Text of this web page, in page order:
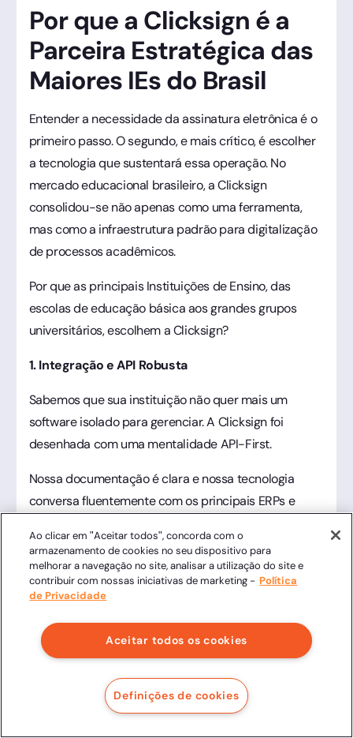
Por que a Clicksign é a
Parceira Estratégica das
Maiores IEs do Brasil
Entender a necessidade da assinatura eletrônica é o
primeiro passo. O segundo, e mais crítico, é escolher
a tecnologia que sustentará essa operação. No
mercado educacional brasileiro, a Clicksign
consolidou-se não apenas como uma ferramenta,
mas como a infraestrutura padrão para digitalização
de processos acadêmicos.
Por que as principais Instituições de Ensino, das
escolas de educação básica aos grandes grupos
universitários, escolhem a Clicksign?
1. Integração e API Robusta
Sabemos que sua instituição não quer mais um
software isolado para gerenciar. A Clicksign foi
desenhada com uma mentalidade API-First.
Nossa documentação é clara e nossa tecnologia
conversa fluentemente com os principais ERPs e
você pode automatizar o disparo de contratos de
matrícula diretamente de dentro do seu sistema de
gestão, sem que sua equipe precise abrir outra tela.
2. Pioneirismo na Assinatura via WhatsApp
Como mencionado anteriormente, o canal define a
taxa de conversão.A Clicksign é pioneira em oferecer
uma experiência de assinatura fluida via WhatsApp,
Ao clicar em "Aceitar todos", concorda com o
armazenamento de cookies no seu dispositivo para
melhorar a navegação no site, analisar a utilização do site e
contribuir com nossas iniciativas de marketing - Política
de Privacidade
Aceitar todos os cookies
Definições de cookies